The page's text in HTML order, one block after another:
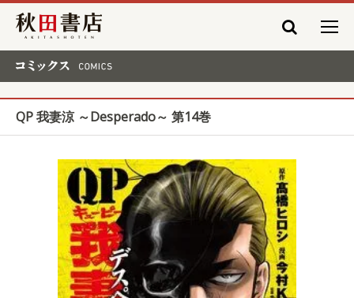
秋田書店
QP 我妻涼 ～Desperado～ 第14巻